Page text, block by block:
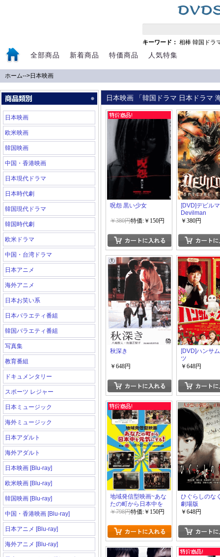
キーワード： 相棒 韓国ドラ
全部商品 新着商品 特価商品 人気特集
ホーム-->日本映画
日本映画
欧米映画
韓国映画
中国・香港映画
日本現代ドラマ
日本時代劇
韓国現代ドラマ
韓国時代劇
欧米ドラマ
中国・台湾ドラマ
日本アニメ
海外アニメ
日本お笑い系
日本バラエティ番組
韓国バラエティ番組
写真集
教育番組
ドキュメンタリー
スポーツ レジャー
日本ミュージック
海外ミュージック
日本アダルト
海外アダルト
日本映画 [Blu-ray]
欧米映画 [Blu-ray]
韓国映画 [Blu-ray]
中国・香港映画 [Blu-ray]
日本アニメ [Blu-ray]
海外アニメ [Blu-ray]
日本映画 「韓国ドラマ 日本ドラマ
呪怨 黒い少女
￥380円特価:￥150円
[DVD]デビル
Devilman
￥380円
秋深き
￥648円
[DVD]ハンサ
ツ
￥648円
地域発信型映画~あな
たの町から日本中を
元気にする!~第3回沖
編作品集
￥798円特価:￥150円
ひぐらしのな
劇場版
￥648円